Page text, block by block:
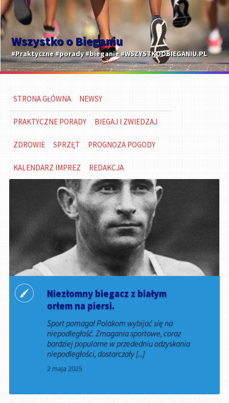
Wszystko o Bieganiu
#Praktyczne #porady #bieganie #WSZYSTKOOBIEGANIU.PL
STRONA GŁÓWNA NEWSY
PRAKTYCZNE PORADY BIEGAJ I ZWIEDZAJ
ZDROWIE SPRZĘT PROGNOZA POGODY
KALENDARZ IMPREZ REDAKCJA
Niezłomny biegacz z białym
orłem na piersi.
Sport pomagał Polakom wybijać się na
niepodległość. Zmagania sportowe, coraz
bardziej popularne w przededniu odzyskania
niepodległości, dostarczały [...]
2 maja 2025